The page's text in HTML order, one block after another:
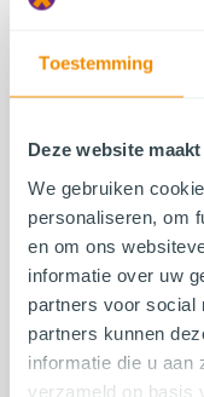
Toestemming
Deze website
We gebruiken
personaliseren, om
en om ons
informatie over uw
partners voor social
partners kunnen
informatie die u aan
verzameld op basis
Breedte
Gekozen